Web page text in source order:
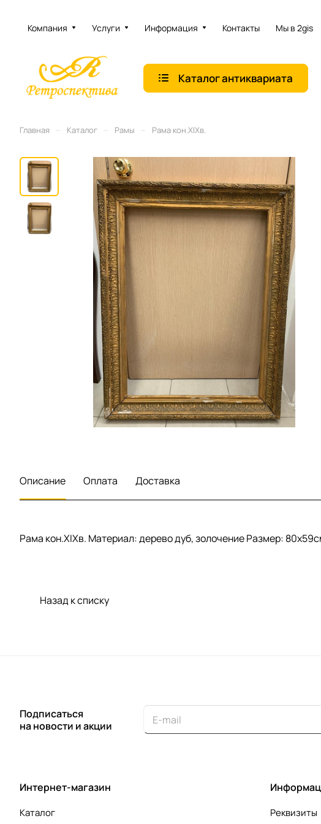
Компания Услуги Информация Контакты Мы в 2gis
Каталог антиквариата
Главная Каталог Рамы Рама кон.XIXв.
Описание Оплата Доставка
Рама кон.XIXв. Материал: дерево дуб, золочение Размер:
Назад к списку
Подписаться
на новости и акции
Интернет-магазин
Каталог Реквизиты